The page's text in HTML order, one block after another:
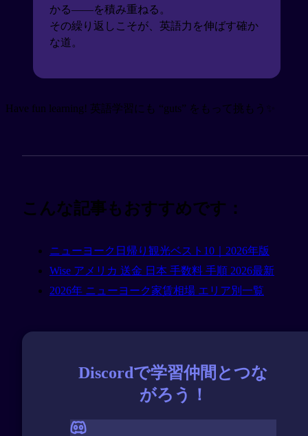
かる——を積み重ねる。
その繰り返しこそが、英語力を伸ばす確か
な道。
Have fun learning! 英語学習にも “guts” をもって挑もう✨
こんな記事もおすすめです：
ニューヨーク日帰り観光ベスト10｜2026年版
Wise アメリカ 送金 日本 手数料 手順 2026最新
2026年 ニューヨーク家賃相場 エリア別一覧
Discordで学習仲間とつな
がろう！